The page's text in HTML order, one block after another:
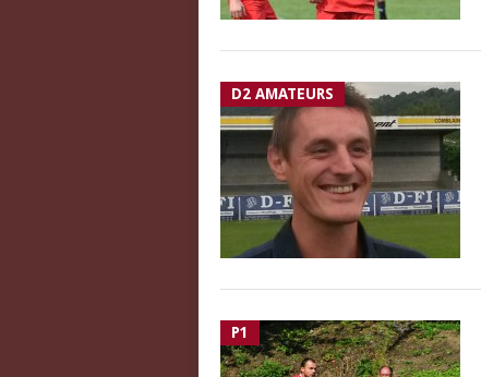
D2 AMATEURS
P1